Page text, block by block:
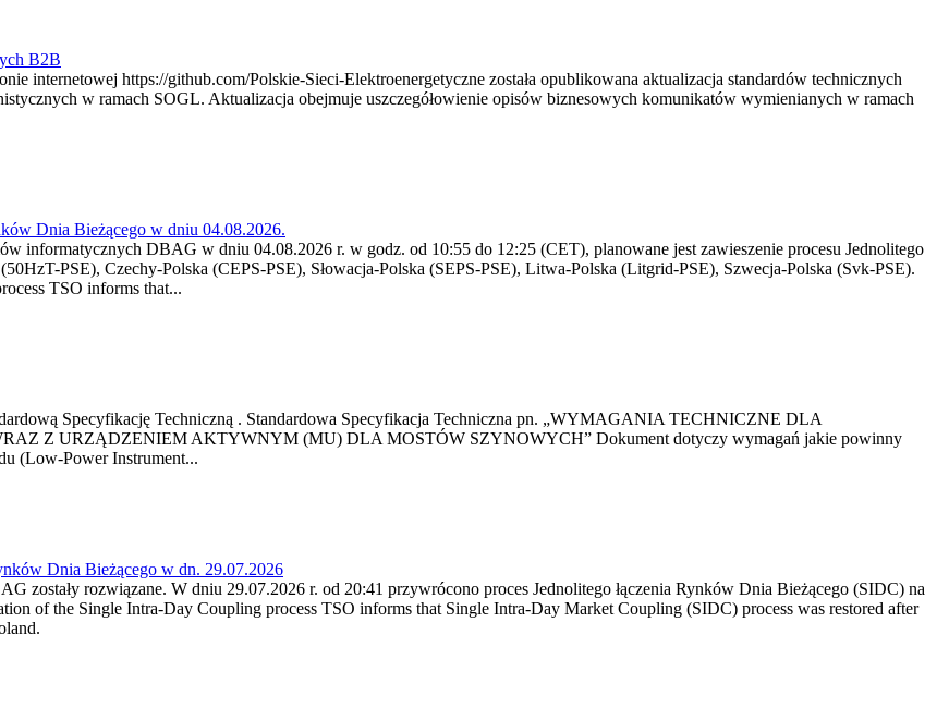
B2B
internetowej https://github.com/Polskie-Sieci-Elektroenergetyczne została opublikowana aktualizacja standardów technicznych
w ramach SOGL. Aktualizacja obejmuje uszczegółowienie opisów biznesowych komunikatów wymienianych w ramach
Dnia Bieżącego w dniu 04.08.2026.
informatycznych DBAG w dniu 04.08.2026 r. w godz. od 10:55 do 12:25 (CET), planowane jest zawieszenie procesu Jednolitego
PSE), Czechy-Polska (CEPS-PSE), Słowacja-Polska (SEPS-PSE), Litwa-Polska (Litgrid-PSE), Szwecja-Polska (Svk-PSE).
TSO informs that...
Specyfikację Techniczną . Standardowa Specyfikacja Techniczna pn. „WYMAGANIA TECHNICZNE DLA
Z URZĄDZENIEM AKTYWNYM (MU) DLA MOSTÓW SZYNOWYCH” Dokument dotyczy wymagań jakie powinny
(Low-Power Instrument...
Dnia Bieżącego w dn. 29.07.2026
zostały rozwiązane. W dniu 29.07.2026 r. od 20:41 przywrócono proces Jednolitego łączenia Rynków Dnia Bieżącego (SIDC) na
of the Single Intra-Day Coupling process TSO informs that Single Intra-Day Market Coupling (SIDC) process was restored after